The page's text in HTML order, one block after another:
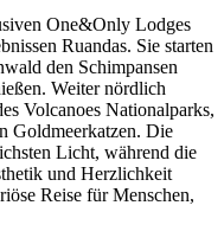
One&Only Lodges
Ruandas. Sie starten
den Schimpansen
Weiter nördlich
Volcanoes Nationalparks,
Goldmeerkatzen. Die
Licht, während die
und Herzlichkeit
Reise für Menschen,